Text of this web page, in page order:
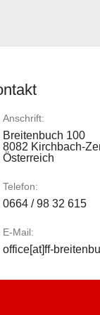
Anschrift:
Breitenbuch 100
8082 Kirchbach-
Österreich
Telefon:
0664 / 98 32 615
E-Mail:
office[at]ff-